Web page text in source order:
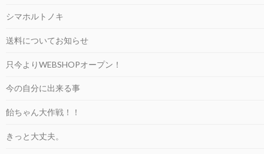
シマホルトノキ
送料についてお知らせ
只今よりWEBSHOPオープン！
今の自分に出来る事
飴ちゃん大作戦！！
きっと大丈夫。